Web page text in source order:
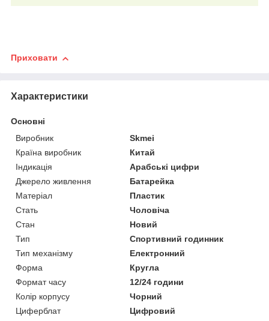
Приховати
Характеристики
Основні
Виробник
Skmei
Країна виробник
Китай
Індикація
Арабські цифри
Джерело живлення
Батарейка
Матеріал
Пластик
Стать
Чоловіча
Стан
Новий
Тип
Спортивний годинник
Тип механізму
Електронний
Форма
Кругла
Формат часу
12/24 години
Колір корпусу
Чорний
Циферблат
Цифровий